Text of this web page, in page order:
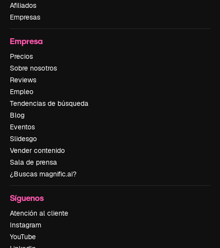
Afiliados
Empresas
Empresa
Precios
Sobre nosotros
Reviews
Empleo
Tendencias de búsqueda
Blog
Eventos
Slidesgo
Vender contenido
Sala de prensa
¿Buscas magnific.ai?
Síguenos
Atención al cliente
Instagram
YouTube